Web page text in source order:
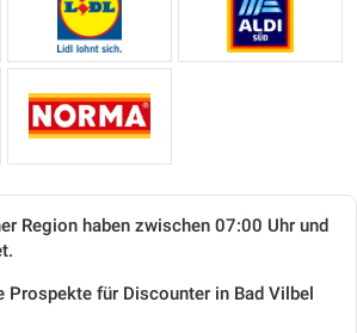
Region haben zwischen 07:00 Uhr und
Prospekte für Discounter in Bad Vilbel